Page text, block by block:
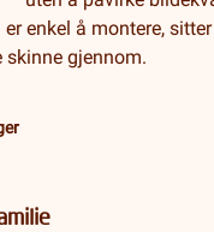
enkel å montere,
gjennom.